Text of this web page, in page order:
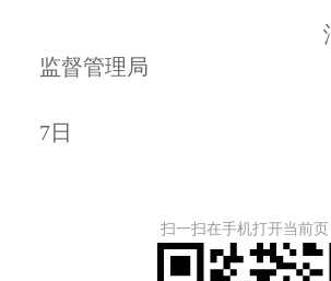
汕头市
监督管理局
7日
扫一扫在手机打开当前页